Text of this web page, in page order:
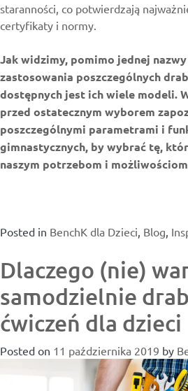
staranności, co potwierdzają
certyfikaty i normy.
Jak widzimy, pomimo jednej
zastosowania poszczególnych
dostępnych jest ich wiele modeli.
przed ostatecznym wyborem
poszczególnymi parametrami i
gimnastycznych, by wybrać tę,
naszym potrzebom i możliwościom
Posted in BenchK dla Dzieci Blog
Dlaczego (nie)
samodzielnie
ćwiczeń dla dzieci
Posted on 11 października 2019 by